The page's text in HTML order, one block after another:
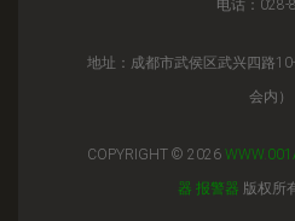
电话：028-
地址：成都市武侯区武兴四路
会内）
COPYRIGHT © 2026
器 报警器 版权所